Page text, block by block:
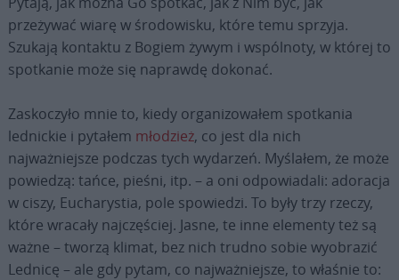
przeżywać wiarę w środowisku, które temu sprzyja.
Szukają kontaktu z Bogiem żywym i wspólnoty, w której to
spotkanie może się naprawdę dokonać.
Zaskoczyło mnie to, kiedy organizowałem spotkania
lednickie i pytałem młodzież, co jest dla nich
najważniejsze podczas tych wydarzeń. Myślałem, że może
powiedzą: tańce, pieśni, itp. – a oni odpowiadali: adoracja
w ciszy, Eucharystia, pole spowiedzi. To były trzy rzeczy,
które wracały najczęściej. Jasne, te inne elementy też są
ważne – tworzą klimat, bez nich trudno sobie wyobrazić
Lednicę – ale gdy pytam, co najważniejsze, to właśnie to: